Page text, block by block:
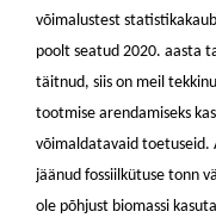
võimalustest
poolt seatud 2020. aasta
täitnud, siis on meil
tootmise arendamiseks
võimaldatavaid toetuseid.
jäänud fossiilkütuse tonn
ole põhjust biomassi